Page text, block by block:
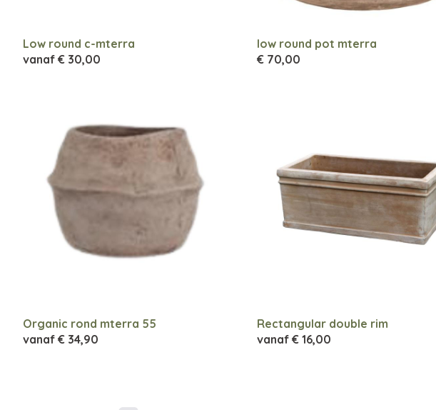
Low round c-mterra
vanaf € 30,00
low round pot mterra
€ 70,00
Organic rond mterra 55
vanaf € 34,90
Rectangular double rim
vanaf € 16,00